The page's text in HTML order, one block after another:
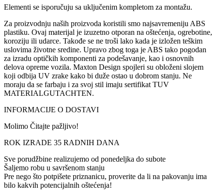
Elementi se isporučuju sa uključenim kompletom za montažu.
Za proizvodnju naših proizvoda koristili smo najsavremeniju ABS
plastiku. Ovaj materijal je izuzetno otporan na oštećenja, ogrebotine,
koroziju ili udarce. Takođe se ne troši lako kada je izložen teškim
uslovima životne sredine. Upravo zbog toga je ABS tako pogodan
za izradu optičkih komponenti za podešavanje, kao i osnovnih
delova opreme vozila. Maxton Design spojleri su obloženi slojem
koji odbija UV zrake kako bi duže ostao u dobrom stanju. Ne
moraju da se farbaju i za svoj stil imaju sertifikat TUV
MATERIALGUTACHTEN.
INFORMACIJE O DOSTAVI
Molimo Čitajte pažljivo!
ROK IZRADE 35 RADNIH DANA
Sve porudžbine realizujemo od ponedeljka do subote
Šaljemo robu u savršenom stanju
Pre nego što potpišete priznanicu, proverite da li na pakovanju ima
bilo kakvih potencijalnih oštećenja!